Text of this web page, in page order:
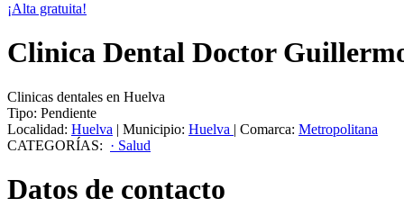
¡Alta gratuita!
Clinica Dental Doctor
Clinicas dentales en Huelva
Tipo: Pendiente
Localidad: Huelva | Municipio: Huelva | Comarca: Metropolitana
CATEGORÍAS: · Salud
Datos de contacto